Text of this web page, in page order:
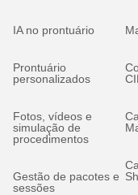
IA no prontuário
Prontuário
personalizados
Fotos, vídeos e
simulação de
procedimentos
Gestão de pacotes e
sessões